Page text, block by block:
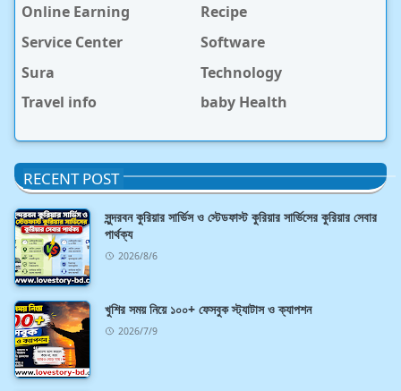
Online Earning
Recipe
Service Center
Software
Sura
Technology
Travel info
baby Health
RECENT POST
সুন্দরবন কুরিয়ার সার্ভিস ও স্টেডফাস্ট কুরিয়ার সার্ভিসের কুরিয়ার সেবার
পার্থক্য
2026/8/6
খুশির সময় নিয়ে ১০০+ ফেসবুক স্ট্যাটাস ও ক্যাপশন
2026/7/9